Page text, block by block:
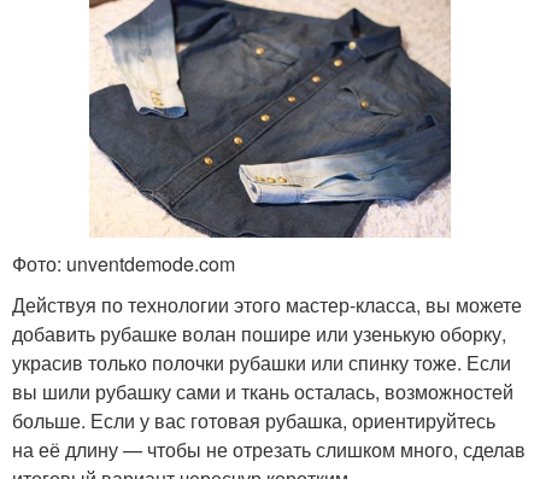
Фото: unventdemode.com
Действуя по технологии этого мастер-класса, вы можете
добавить рубашке волан пошире или узенькую оборку,
украсив только полочки рубашки или спинку тоже. Если
вы шили рубашку сами и ткань осталась, возможностей
больше. Если у вас готовая рубашка, ориентируйтесь
на её длину — чтобы не отрезать слишком много, сделав